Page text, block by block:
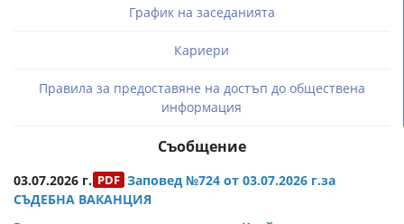
График на заседанията
Кариери
Правила за предоставяне на достъп до обществена
информация
Съобщение
03.07.2026 г.
Заповед №724 от 03.07.2026 г.за
СЪДЕБНА ВАКАНЦИЯ